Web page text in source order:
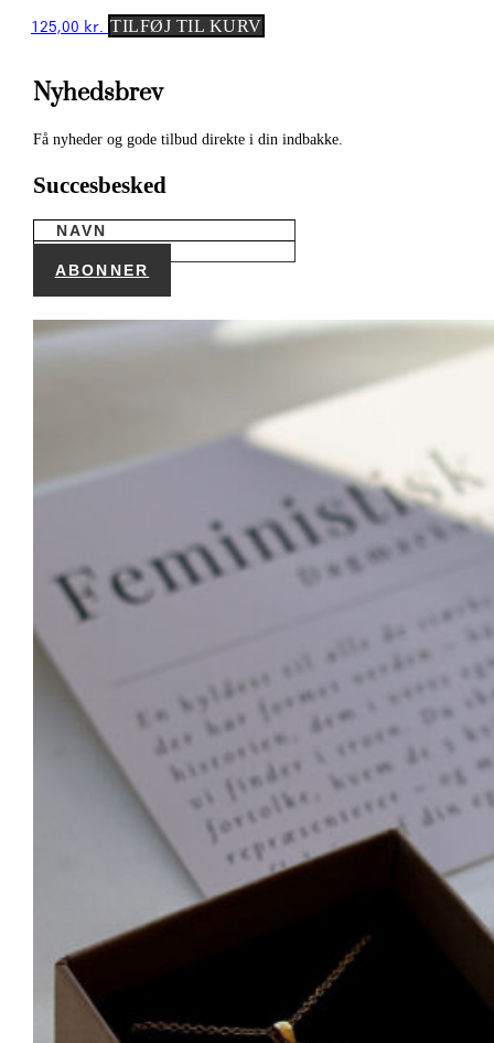
125,00 kr. TILFØJ TIL KURV
Nyhedsbrev
Få nyheder og gode tilbud direkte i din indbakke.
Succesbesked
ABONNER